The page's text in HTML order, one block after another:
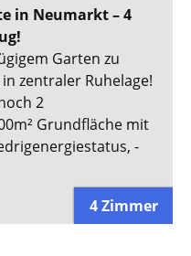
in Neumarkt – 4
Garten zu
zentraler Ruhelage!
2
Grundfläche mit
-
4 Zimmer